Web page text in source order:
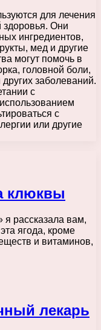
для лечения
здоровья. Они
ингредиентов,
мед и другие
могут помочь в
головной боли,
заболеваний.
с
с
или другие
клюквы
я рассказала вам,
ягода, кроме
и витаминов,
лекарь